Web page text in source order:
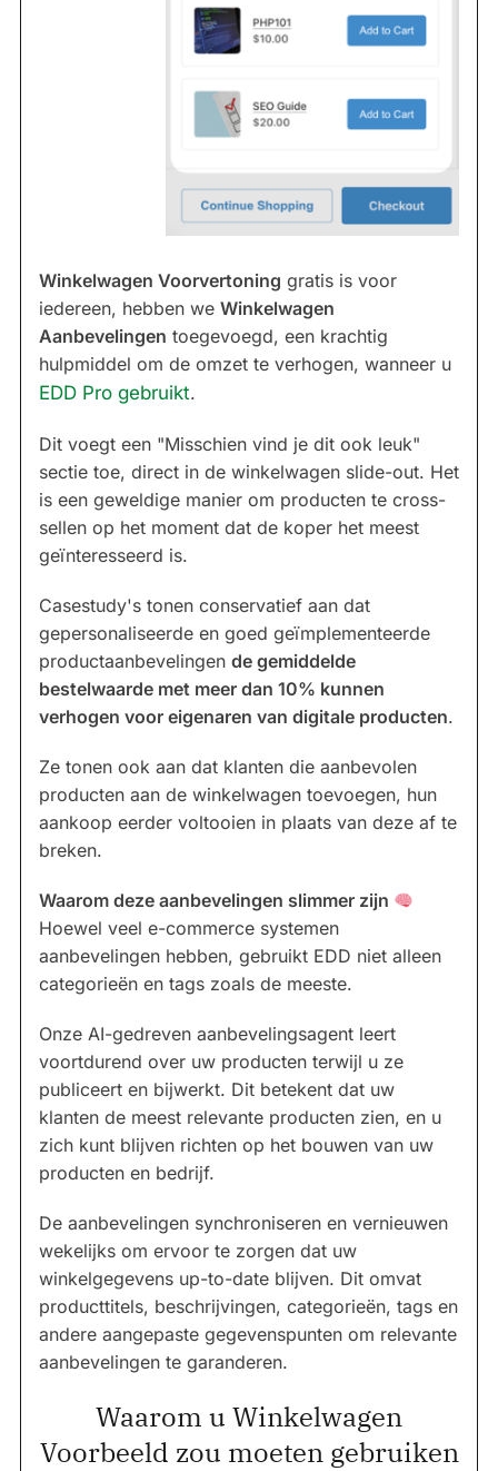
Winkelwagen Voorvertoning gratis is voor
iedereen, hebben we Winkelwagen
Aanbevelingen toegevoegd, een krachtig
hulpmiddel om de omzet te verhogen, wanneer u
EDD Pro gebruikt.
Dit voegt een "Misschien vind je dit ook leuk"
sectie toe, direct in de winkelwagen slide-out. Het
is een geweldige manier om producten te cross-
sellen op het moment dat de koper het meest
geïnteresseerd is.
Casestudy's tonen conservatief aan dat
gepersonaliseerde en goed geïmplementeerde
productaanbevelingen de gemiddelde
bestelwaarde met meer dan 10% kunnen
verhogen voor eigenaren van digitale producten.
Ze tonen ook aan dat klanten die aanbevolen
producten aan de winkelwagen toevoegen, hun
aankoop eerder voltooien in plaats van deze af te
breken.
Waarom deze aanbevelingen slimmer zijn
Hoewel veel e-commerce systemen
aanbevelingen hebben, gebruikt EDD niet alleen
categorieën en tags zoals de meeste.
Onze AI-gedreven aanbevelingsagent leert
voortdurend over uw producten terwijl u ze
publiceert en bijwerkt. Dit betekent dat uw
klanten de meest relevante producten zien, en u
zich kunt blijven richten op het bouwen van uw
producten en bedrijf.
De aanbevelingen synchroniseren en vernieuwen
wekelijks om ervoor te zorgen dat uw
winkelgegevens up-to-date blijven. Dit omvat
producttitels, beschrijvingen, categorieën, tags en
andere aangepaste gegevenspunten om relevante
aanbevelingen te garanderen.
Waarom u Winkelwagen
Voorbeeld zou moeten gebruiken